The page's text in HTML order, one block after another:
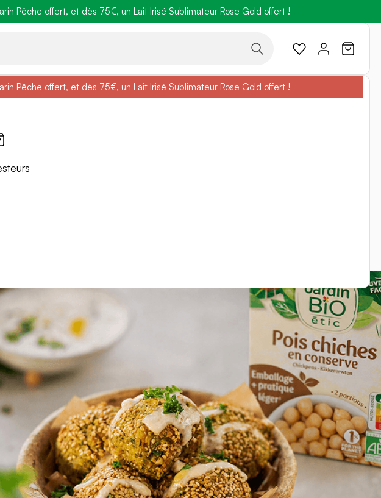
30€ d'achat avec le codeBELLEBIO
de produits
Pêche offert, et dès 75€, un Lait Irisé Sublimateur Rose Gold offert !
dès 30€ d'achat avec le codeBELLEBIO
de produits
Pêche offert, et dès 75€, un Lait Irisé Sublimateur Rose Gold offert !